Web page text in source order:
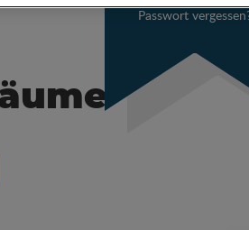
Passwort